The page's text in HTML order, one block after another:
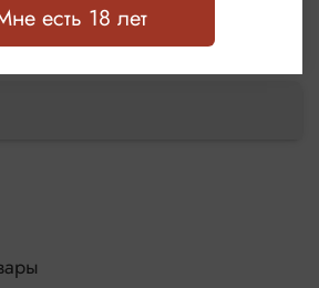
есть 18 лет